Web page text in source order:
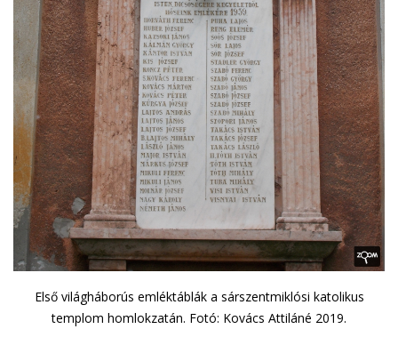
Első világháborús emléktáblák a sárszentmiklósi katolikus
templom homlokzatán. Fotó: Kovács Attiláné 2019.